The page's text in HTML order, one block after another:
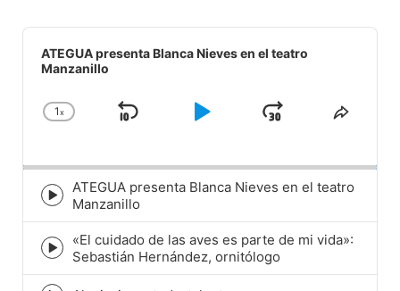
Audio
Player
ATEGUA presenta Blanca Nieves en el teatro
Manzanillo
Change
1x
Skip
Play
JumpShare
Episode
play
icon
ATEGUA presenta Blanca Nieves en el teatro
Manzanillo
Episode
play
«El cuidado de las aves es parte de mi vida»:
Sebastián Hernández, ornitólogo